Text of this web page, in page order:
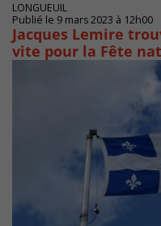
LONGUEUIL
Publié le 9 mars 2023 à 12h00
Jacques Lemire
vite pour la Fête